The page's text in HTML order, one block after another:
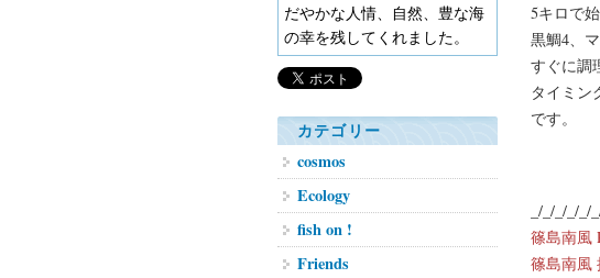
5キロで
黒鯛4、
すぐに調
タイミン
です。
_/_/_/_/
篠島南風
篠島南風
だやかな人情、自然、豊な海
の幸を残してくれました。
カテゴリー
cosmos
Ecology
fish on !
Friends